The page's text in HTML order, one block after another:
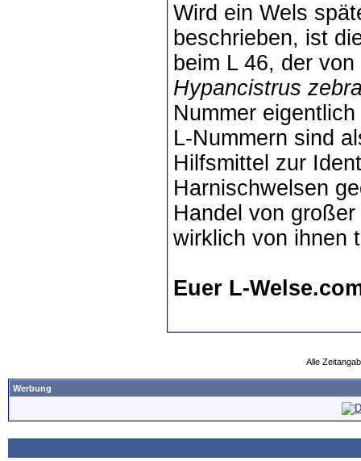
Wird ein Wels
beschrieben, ist
beim L 46, der
Hypancistrus
Nummer
L-Nummern sind
Hilfsmittel zur
Harnischwelsen
Handel von
wirklich von ihnen
Euer L-
Alle
Werbung